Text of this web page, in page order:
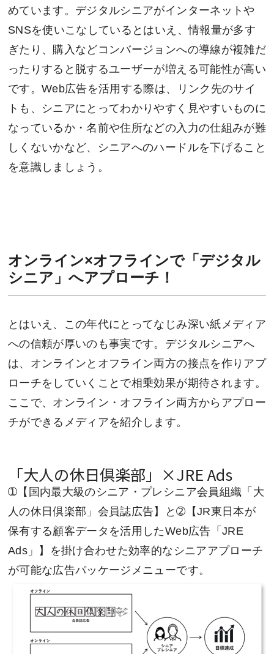
めています。デジタルシニアがインターネットや
SNSを使いこなしているとはいえ、情報量が多す
ぎたり、購入などコンバージョンへの導線が複雑だ
ったりすると脱するユーザーが増える可能性が高い
です。Web広告を活用する際は、リンク先のサイ
トも、シニアにとってわかりやすく見やすいものに
なっているか・名前や住所などの入力の仕組みが難
しくないかなど、シニアへのハードルを下げること
を意識しましょう。
オンライン×オフラインで「デジタル
シニア」へアプローチ！
とはいえ、この年代にとってなじみ深い紙メディア
への信頼が厚いのも事実です。デジタルシニアへ
は、オンラインとオフライン両方の接点を作りアプ
ローチをしていくことで相乗効果が期待されます。
ここで、オンライン・オフライン両方からアプロー
チができるメディアを紹介します。
「大人の休日倶楽部」×JRE Ads
➀【国内最大級のシニア・プレシニア会員組織「大
人の休日倶楽部」会員誌広告】と➁【JR東日本が
保有する顧客データを活用したWeb広告「JRE
Ads」】を掛け合わせた効率的なシニアアプローチ
が可能な広告パッケージメニューです。